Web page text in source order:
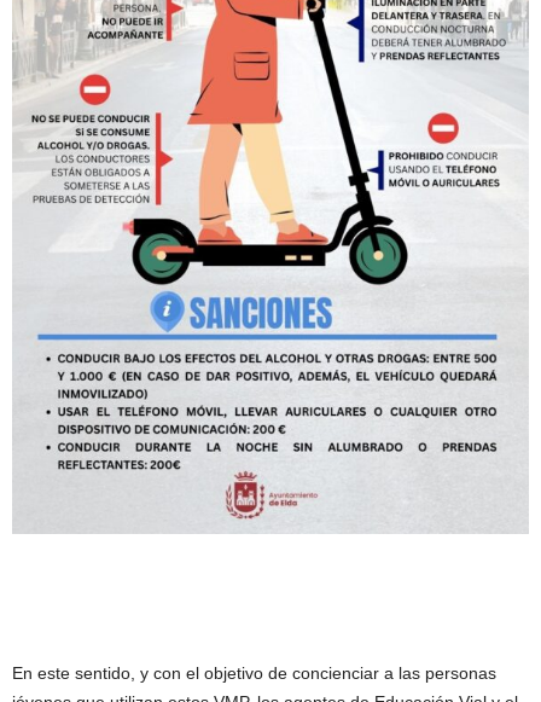
En este sentido, y con el objetivo de concienciar a las personas